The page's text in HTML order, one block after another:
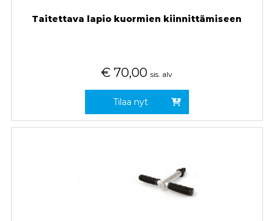
Taitettava lapio kuormien kiinnittämiseen
€ 70,00 sis. alv
Tilaa nyt